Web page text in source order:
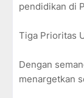
pendidikan di
Tiga Prioritas
Dengan
menargetkan